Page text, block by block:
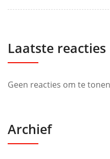
Laatste reacties
Geen reacties om te
Archief